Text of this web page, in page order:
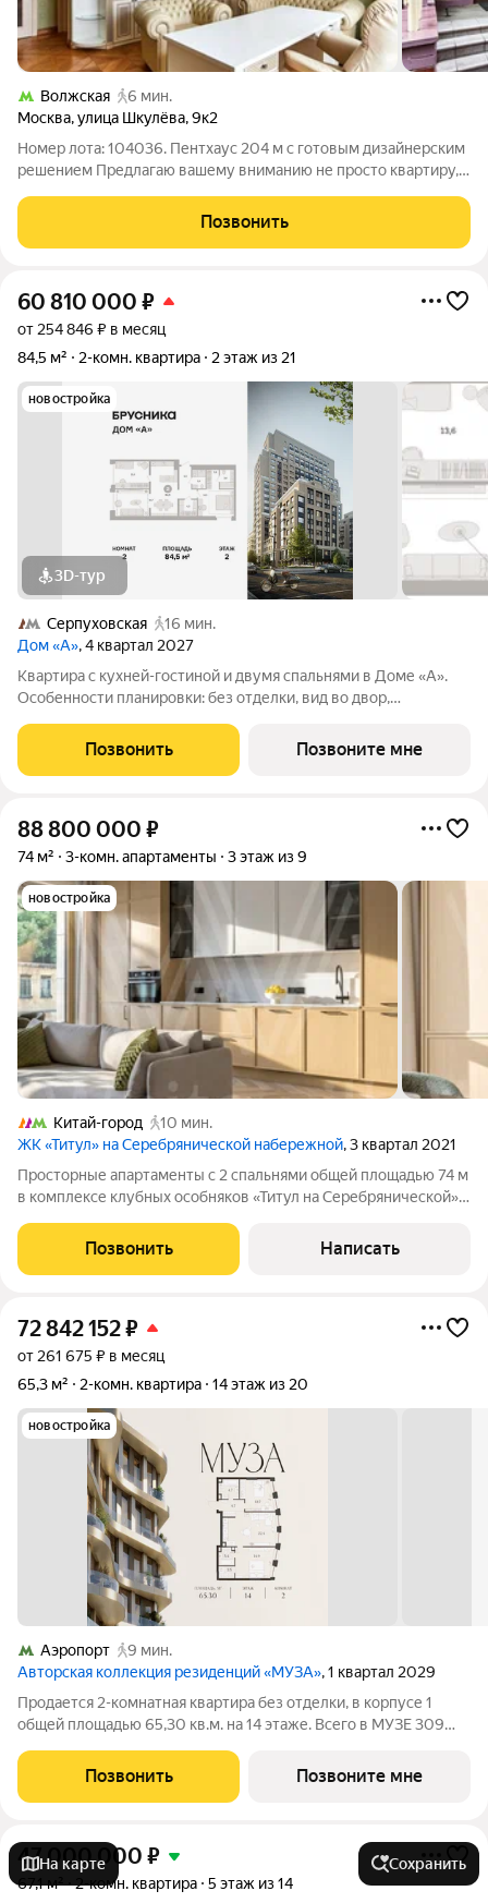
Волжская
6 мин.
Москва,улица Шкулёва,9к2
Номер лота: 104036. Пентхаус 204 м с готовым дизайнерским
решением Предлагаю вашему вниманию не просто квартиру, а
подчеркнуты каждой деталью. Это готовое решение для тех,
кто не приемлет
Позвонить
60 810 000 ₽
от 254 846 ₽ в месяц
84,5 м²
2-комн. квартира 2 этаж из 21
новостройка
3D-тур
Серпуховская
16 мин.
Дом «А», 4 квартал 2027
Квартира с кухней-гостиной и двумя спальнями в Доме «А».
Особенности планировки: без отделки, вид во двор,
постирочная, разнесённые спальни. Срок сдачи IV кв. 2027
Дом А - проект от застройщика
Позвонить Позвоните мне
88 800 000 ₽
74 м² 3-комн. апартаменты 3 этаж из 9
новостройка
Китай-город
10 мин.
ЖК «Титул» на Серебрянической набережной, 3 квартал 2021
Просторные апартаменты с 2 спальнями общей площадью 74 м
в комплексе клубных особняков «Титул на Серебрянической».
этаже в корпусе 1.1. Высота потолков 3,2 метра. Планировка:
кухня-гостиная,
Позвонить Написать
72 842 152₽
от 261 675 ₽ в месяц
65,3 м²
2-комн. квартира 14 этаж из 20
новостройка
Аэропорт
9 мин.
Авторская коллекция резиденций «МУЗА», 1 квартал 2029
Продается 2-комнатная квартира без отделки, в корпусе 1
общей площадью 65,30 кв.м. на 14 этаже. Всего в МУЗЕ 309
террасами. Высота потолков от 3,5 до 4,65 м. Эксклюзивные
Позвонить Позвоните мне
47 000 000 ₽
67,1 м² 2-комн. квартира 5 этаж из 14
На карте Сохранить